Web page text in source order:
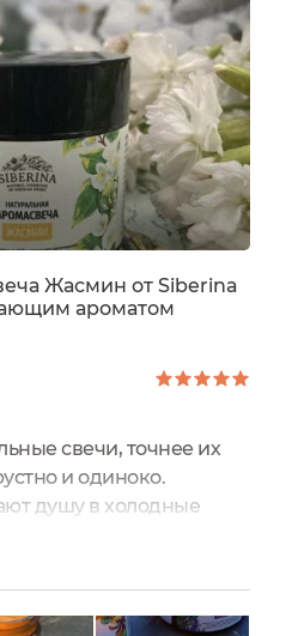
работы создаст
в...
Жасмин от Siberina
ароматом
свечи, точнее их
и одиноко.
душу в холодные
расскажу.Полное
аромасвеча Жасминот
по